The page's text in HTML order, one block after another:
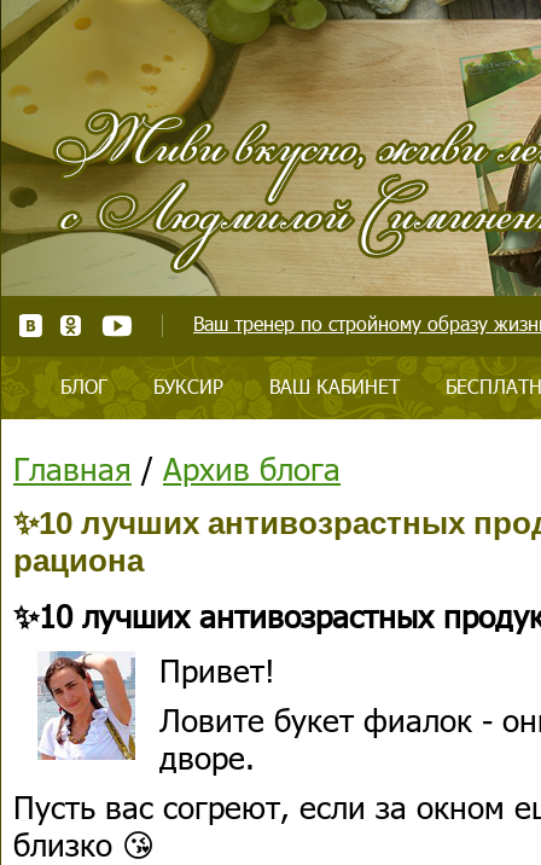
Ваш тренер по стройному образу
БЛОГ БУКСИР ВАШ КАБИНЕТ
Главная / Архив блога
✨10 лучших антивозрастных
рациона
✨10 лучших антивозрастных
Привет!
Ловите букет фиалок -
дворе.
Пусть вас согреют, если за окном
близко 😘